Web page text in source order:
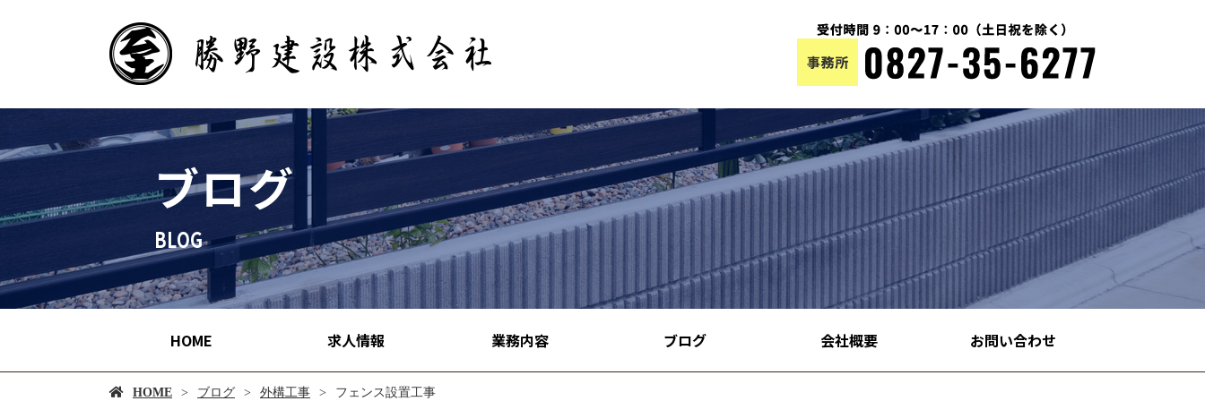
ブログ
HOME 求人情報 業務内容 ブログ 会社概要 お問い合わせ
HOME ブログ 外構工事 フェンス設置工事